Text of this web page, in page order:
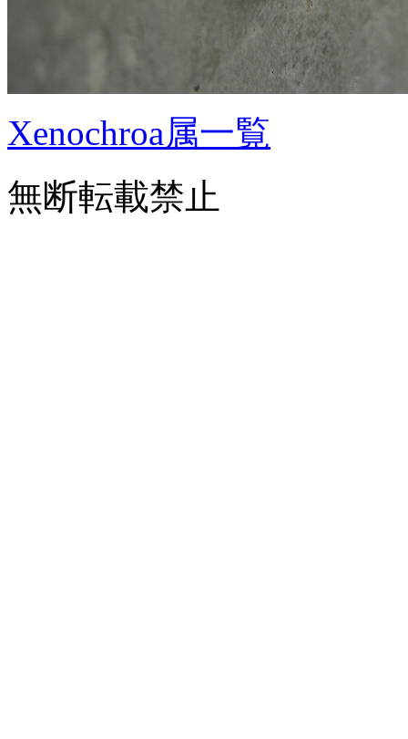
Xenochroa属一覧
無断転載禁止